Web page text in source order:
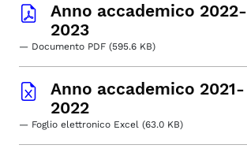
Anno accademico 2022-
2023
— Documento PDF (595.6 KB)
Anno accademico 2021-
2022
— Foglio elettronico Excel (63.0 KB)